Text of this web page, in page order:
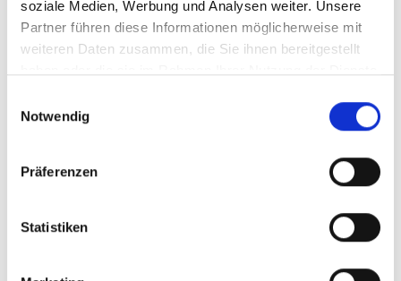
soziale Medien, Werbung und Analysen weiter. Unsere
Partner führen diese Informationen möglicherweise mit
weiteren Daten zusammen, die Sie ihnen bereitgestellt
Notwendig
Präferenzen
Statistiken
Regulärer Preis:
33,00 €